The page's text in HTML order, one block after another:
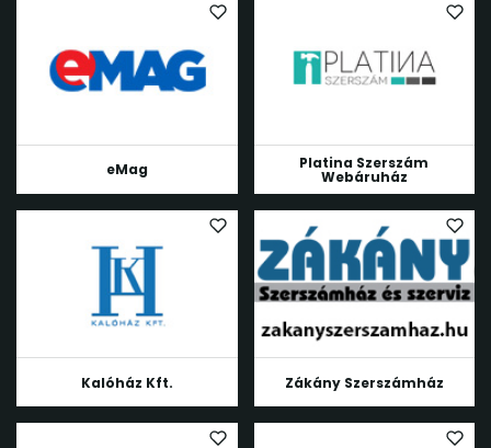
eMag Platina Szerszám
Webáruház
Kalóház Kft. Zákány Szerszámház